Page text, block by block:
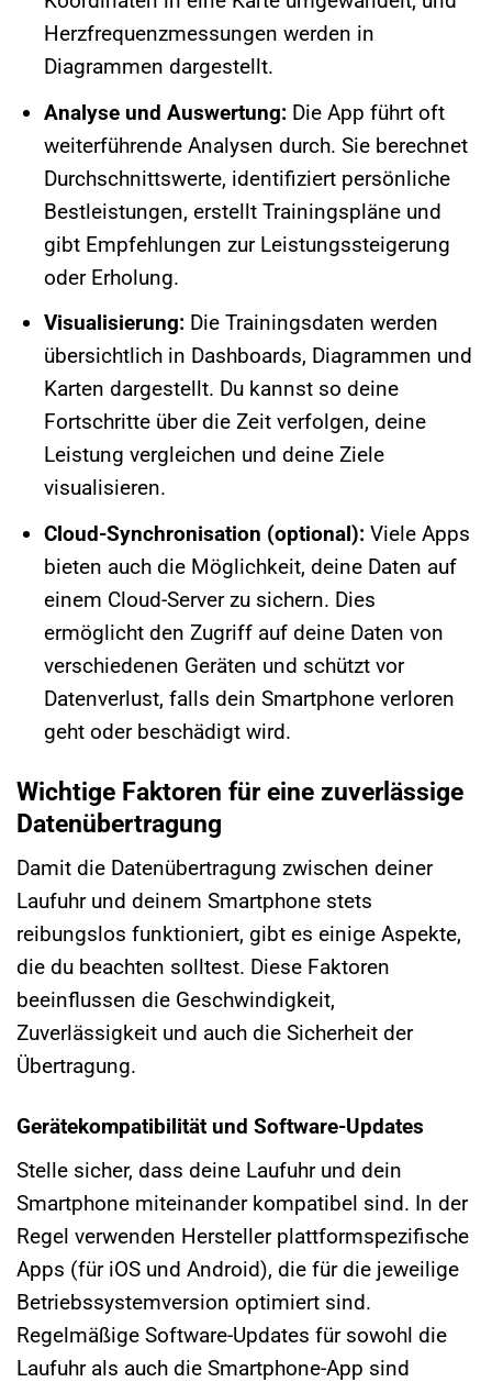
Herzfrequenzmessungen werden in
Diagrammen dargestellt.
Analyse und Auswertung:Die App führt oft
weiterführende Analysen durch. Sie berechnet
Durchschnittswerte, identifiziert persönliche
Bestleistungen, erstellt Trainingspläne und
gibt Empfehlungen zur Leistungssteigerung
oder Erholung.
Visualisierung:Die Trainingsdaten werden
übersichtlich in Dashboards, Diagrammen und
Karten dargestellt. Du kannst so deine
Fortschritte über die Zeit verfolgen, deine
Leistung vergleichen und deine Ziele
visualisieren.
Cloud-Synchronisation (optional):Viele Apps
bieten auch die Möglichkeit, deine Daten auf
einem Cloud-Server zu sichern. Dies
ermöglicht den Zugriff auf deine Daten von
verschiedenen Geräten und schützt vor
Datenverlust, falls dein Smartphone verloren
geht oder beschädigt wird.
Wichtige Faktoren für eine zuverlässige
Datenübertragung
Damit die Datenübertragung zwischen deiner
Laufuhr und deinem Smartphone stets
reibungslos funktioniert, gibt es einige Aspekte,
die du beachten solltest. Diese Faktoren
beeinflussen die Geschwindigkeit,
Zuverlässigkeit und auch die Sicherheit der
Übertragung.
Gerätekompatibilität und Software-Updates
Stelle sicher, dass deine Laufuhr und dein
Smartphone miteinander kompatibel sind. In der
Regel verwenden Hersteller plattformspezifische
Apps (für iOS und Android), die für die jeweilige
Betriebssystemversion optimiert sind.
Regelmäßige Software-Updates für sowohl die
Laufuhr als auch die Smartphone-App sind